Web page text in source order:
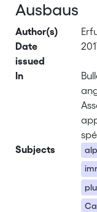
Ausbaus
Author(s)
Date
issued
In
Subjects